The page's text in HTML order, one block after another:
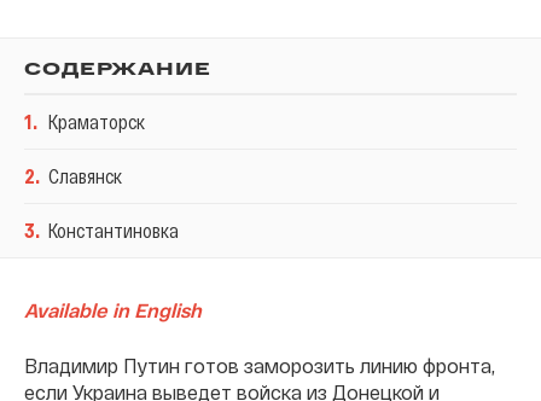
СОДЕРЖАНИЕ
1. Краматорск
2. Славянск
3. Константиновка
Available in English
Владимир Путин готов заморозить линию фронта,
если Украина выведет войска из Донецкой и